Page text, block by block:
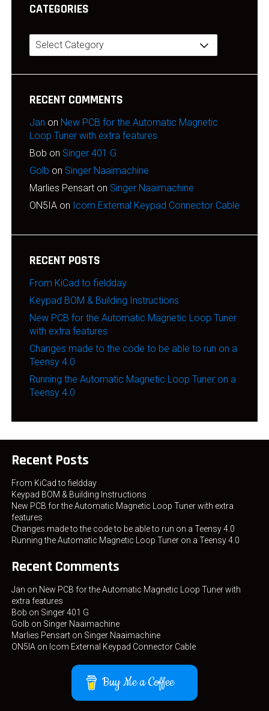
CATEGORIES
Categories
RECENT COMMENTS
Jan on New PCB for the Automatic Magnetic
Loop Tuner with extra features
Bob on Singer 401 G
Golb on Singer Naaimachine
Marlies Pensarton Singer Naaimachine
ON5IAon Icom External Keypad Connector Cable
RECENT POSTS
From KiCad to fieldday
Keypad BOM & Building Instructions
New PCB for the Automatic Magnetic Loop Tuner
with extra features
Changes made to the code to be able to run on a
Teensy 4.0
Running the Automatic Magnetic Loop Tuner on a
Teensy 4.0
Recent Posts
From KiCad to fieldday
Keypad BOM & Building Instructions
New PCB for the Automatic Magnetic Loop Tuner with extra
features
Changes made to the code to be able to run on a Teensy 4.0
Running the Automatic Magnetic Loop Tuner on a Teensy 4.0
Recent Comments
Jan on New PCB for the Automatic Magnetic Loop Tuner with
extra features
Bob on Singer 401 G
Golb on Singer Naaimachine
Marlies Pensarton Singer Naaimachine
ON5IA on Icom External Keypad Connector Cable
Buy Me a Coffee